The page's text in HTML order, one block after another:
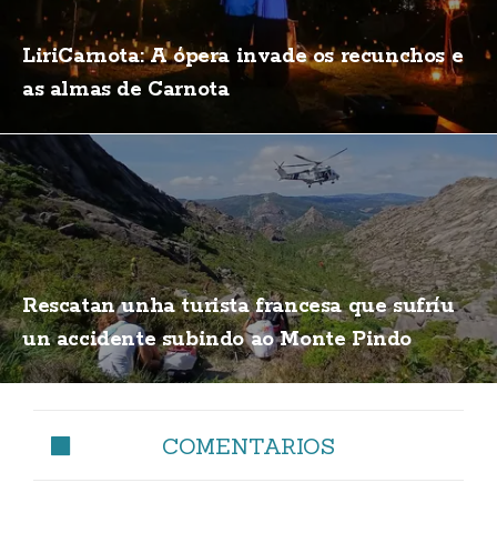
LiriCarnota: A ópera invade os recunchos e
as almas de Carnota
Rescatan unha turista francesa que sufríu
un accidente subindo ao Monte Pindo
COMENTARIOS